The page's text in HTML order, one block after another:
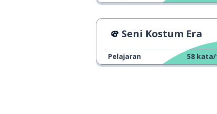
Seni Kostum Era
Pelajaran 58